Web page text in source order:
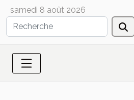
samedi 8 août 2026